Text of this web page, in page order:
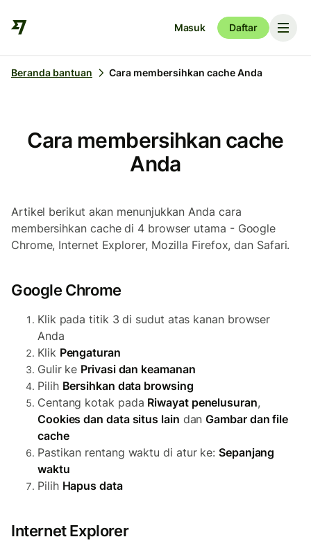
Masuk Daftar
Beranda bantuan Cara membersihkan cache Anda
Cara membersihkan cache
Anda
Artikel berikut akan menunjukkan Anda cara
membersihkan cache di 4 browser utama - Google
Chrome, Internet Explorer, Mozilla Firefox, dan Safari.
Google Chrome
Klik pada titik 3 di sudut atas kanan browser
Anda
Klik Pengaturan
Gulir ke Privasi dan keamanan
Pilih Bersihkan data browsing
Centang kotak pada Riwayat penelusuran,
Cookies dan data situs lain danGambar dan file
cache
Pastikan rentang waktu di atur ke:Sepanjang
waktu
Pilih Hapus data
Internet Explorer